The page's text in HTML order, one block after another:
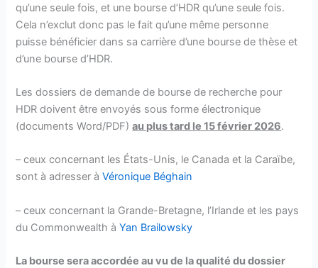
qu’une seule fois, et une bourse d’HDR qu’une seule fois.
Cela n’exclut donc pas le fait qu’une même personne
puisse bénéficier dans sa carrière d’une bourse de thèse et
d’une bourse d’HDR.
Les dossiers de demande de bourse de recherche pour
HDR doivent être envoyés sous forme électronique
(documents Word/PDF)au plus tard le 15 février 2026.
– ceux concernant les États-Unis, le Canada et la Caraïbe,
sont à adresser àVéronique Béghain
– ceux concernant la Grande-Bretagne, l’Irlande et les pays
du Commonwealth àYan Brailowsky
La bourse sera accordée au vu de la qualité du dossier